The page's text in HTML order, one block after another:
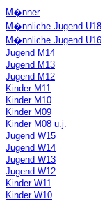
M�nner
M�nnliche Jugend U18
M�nnliche Jugend U16
Jugend M14
Jugend M13
Jugend M12
Kinder M11
Kinder M10
Kinder M09
Kinder M08 u.j.
Jugend W15
Jugend W14
Jugend W13
Jugend W12
Kinder W11
Kinder W10